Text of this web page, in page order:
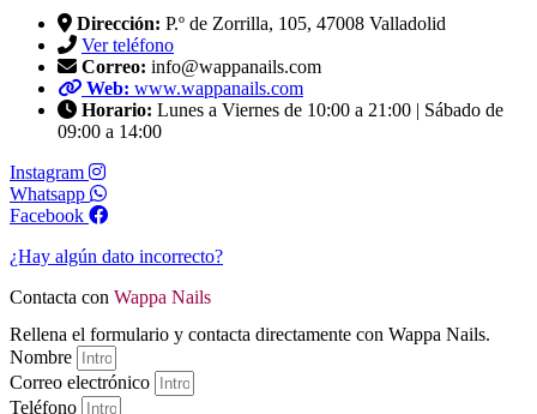
Dirección: P.º de Zorrilla, 105, 47008 Valladolid
Ver teléfono
Correo: info@wappanails.com
Web: www.wappanails.com
Horario: Lunes a Viernes de 10:00 a 21:00 | Sábado de
09:00 a 14:00
Instagram
Whatsapp
Facebook
¿Hay algún dato incorrecto?
Contacta con Wappa Nails
Rellena el formulario y contacta directamente con Wappa Nails.
Nombre
Correo electrónico
Teléfono